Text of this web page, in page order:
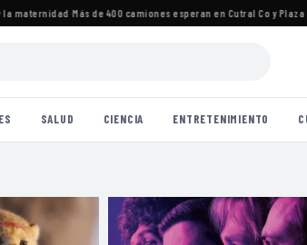
·Más de 400 camiones esperan en Cutral Co y Plaza
SALUD CIENCIA ENTRETENIMIENTO